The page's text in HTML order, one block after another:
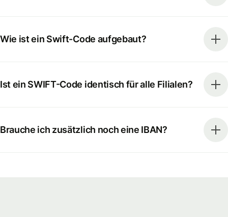
Wie ist ein Swift-Code aufgebaut?
Ist ein SWIFT-Code identisch für alle Filialen?
Brauche ich zusätzlich noch eine IBAN?